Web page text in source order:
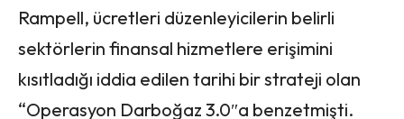
Rampell, ücretleri düzenleyicilerin belirli
sektörlerin finansal hizmetlere erişimini
kısıtladığı iddia edilen tarihi bir strateji olan
“Operasyon Darboğaz 3.0″a benzetmişti.